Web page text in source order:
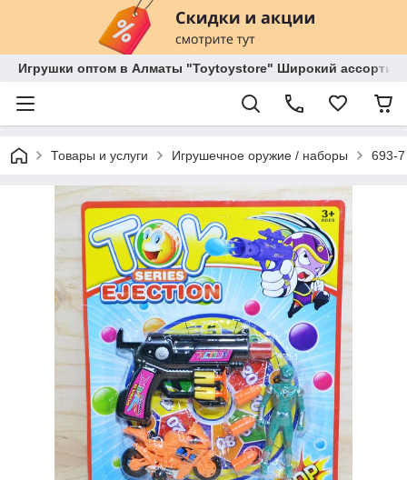
Игрушки оптом в Алматы "Toytoystore" Широкий
Товары и услуги Игрушечное оружие / наборы 693-7